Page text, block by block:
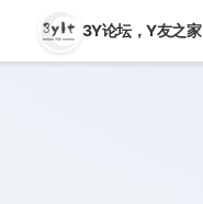
3Y论坛，Y友之家